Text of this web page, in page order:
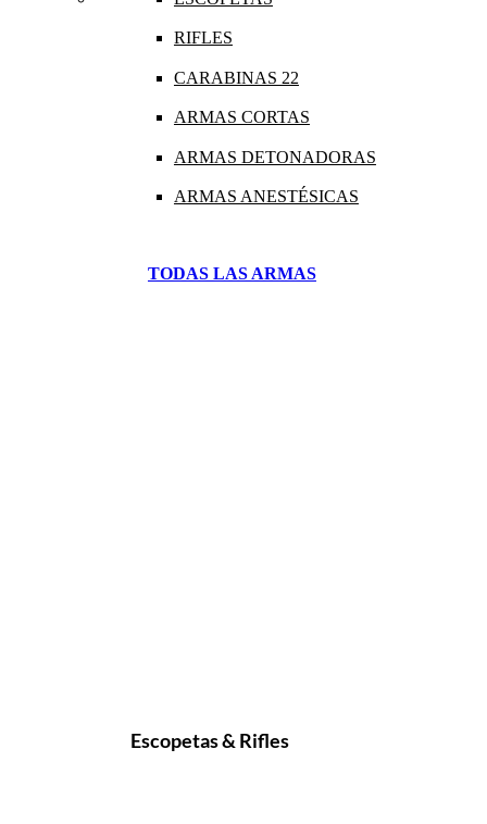
RIFLES
CARABINAS 22
ARMAS CORTAS
ARMAS DETONADORAS
ARMAS ANESTÉSICAS
TODAS LAS ARMAS
Escopetas & Rifles